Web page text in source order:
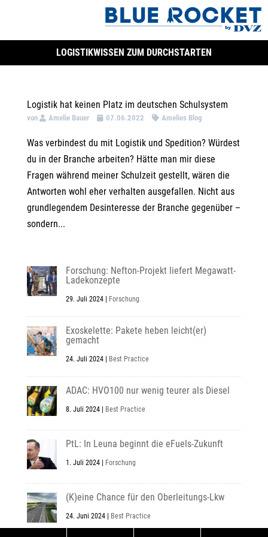
LOGISTIKWISSEN ZUM DURCHSTARTEN
Logistik hat keinen Platz im deutschen Schulsystem
von Amelie Bauer 07.06.2022 Amelies Blog
Was verbindest du mit Logistik und Spedition? Würdest
du in der Branche arbeiten? Hätte man mir diese
Fragen während meiner Schulzeit gestellt, wären die
Antworten wohl eher verhalten ausgefallen. Nicht aus
grundlegendem Desinteresse der Branche gegenüber –
sondern...
Forschung: Nefton-Projekt liefert Megawatt-
Ladekonzepte
29. Juli 2024| Forschung
Exoskelette: Pakete heben leicht(er)
gemacht
24. Juli 2024| Best Practice
ADAC: HVO100 nur wenig teurer als Diesel
8. Juli 2024| Best Practice
PtL: In Leuna beginnt die eFuels-Zukunft
1. Juli 2024| Forschung
(K)eine Chance für den Oberleitungs-Lkw
24. Juni 2024| Best Practice